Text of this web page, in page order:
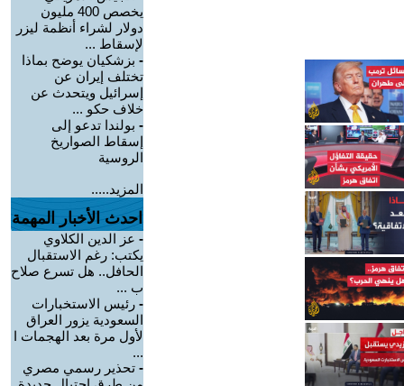
يخصص 400 مليون
دولار لشراء أنظمة ليزر
لإسقاط ...
- بزشكيان يوضح بماذا
تختلف إيران عن
إسرائيل ويتحدث عن
خلاف حكو ...
- بولندا تدعو إلى
إسقاط الصواريخ
الروسية
المزيد.....
احدث الأخبار المهمة
- عز الدين الكلاوي
يكتب: رغم الاستقبال
الحافل.. هل تسرع صلاح
ب ...
- رئيس الاستخبارات
السعودية يزور العراق
لأول مرة بعد الهجمات ا
...
- تحذير رسمي مصري